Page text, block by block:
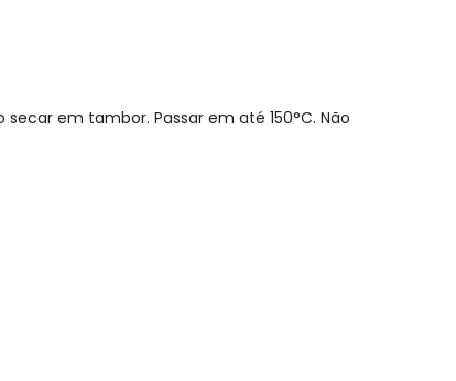
em tambor. Passar em até 150°C. Não